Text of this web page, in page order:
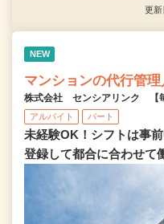
更
NEW
マンションの代行管
株式会社 センシアリンク 【毎
アルバイト パート
未経験OK！シフトは事
登録して都合に合わせて